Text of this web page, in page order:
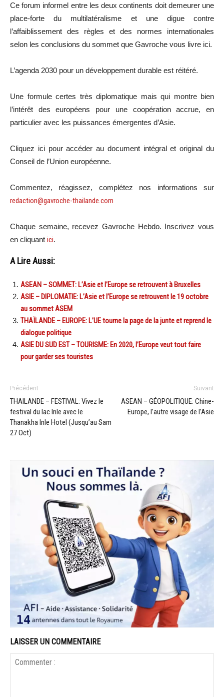
Ce forum informel entre les deux continents doit demeurer une
place-forte du multilatéralisme et une digue contre
l’affaiblissement des règles et des normes internationales
selon les conclusions du sommet que Gavroche vous livre ici.
L’agenda 2030 pour un développement durable est réitéré.
Une formule certes très diplomatique mais qui montre bien
l’intérêt des européens pour une coopération accrue, en
particulier avec les puissances émergentes d’Asie.
Cliquez ici pour accéder au document intégral et original du
Conseil de l’Union européenne.
Commentez, réagissez, complétez nos informations sur
redaction@gavroche-thailande.com
Chaque semaine, recevez Gavroche Hebdo. Inscrivez vous
en cliquant ici.
A Lire Aussi:
ASEAN – SOMMET: L’Asie et l’Europe se retrouvent à Bruxelles
ASIE – DIPLOMATIE: L’Asie et l’Europe se retrouvent le 19 octobre
au sommet ASEM
THAÏLANDE – EUROPE: L’UE tourne la page de la junte et reprend le
dialogue politique
ASIE DU SUD EST – TOURISME: En 2020, l’Europe veut tout faire
pour garder ses touristes
Précédent
THAILANDE – FESTIVAL: Vivez le
festival du lac Inle avec le
Thanakha Inle Hotel (Jusqu’au Sam
27 Oct)
Suivant
ASEAN – GÉOPOLITIQUE: Chine-
Europe, l’autre visage de l’Asie
LAISSER UN COMMENTAIRE